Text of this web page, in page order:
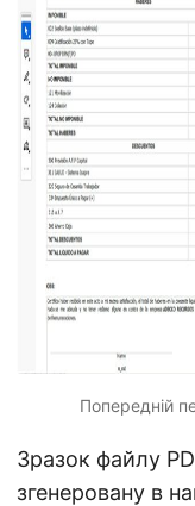
Попередній
Зразок файлу
згенеровану в